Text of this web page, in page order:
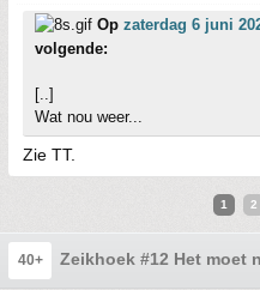
Op zaterdag 6 juni
volgende:
[..]
Wat nou weer...
Zie TT.
1 2
40+ Zeikhoek #12 Het moet